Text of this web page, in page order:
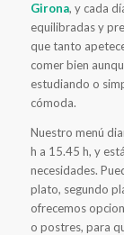
Girona, y cada
equilibradas y
que tanto
comer bien
estudiando o
cómoda.
Nuestro menú
h a 15.45 h, y
necesidades.
plato, segundo
ofrecemos
o postres, para